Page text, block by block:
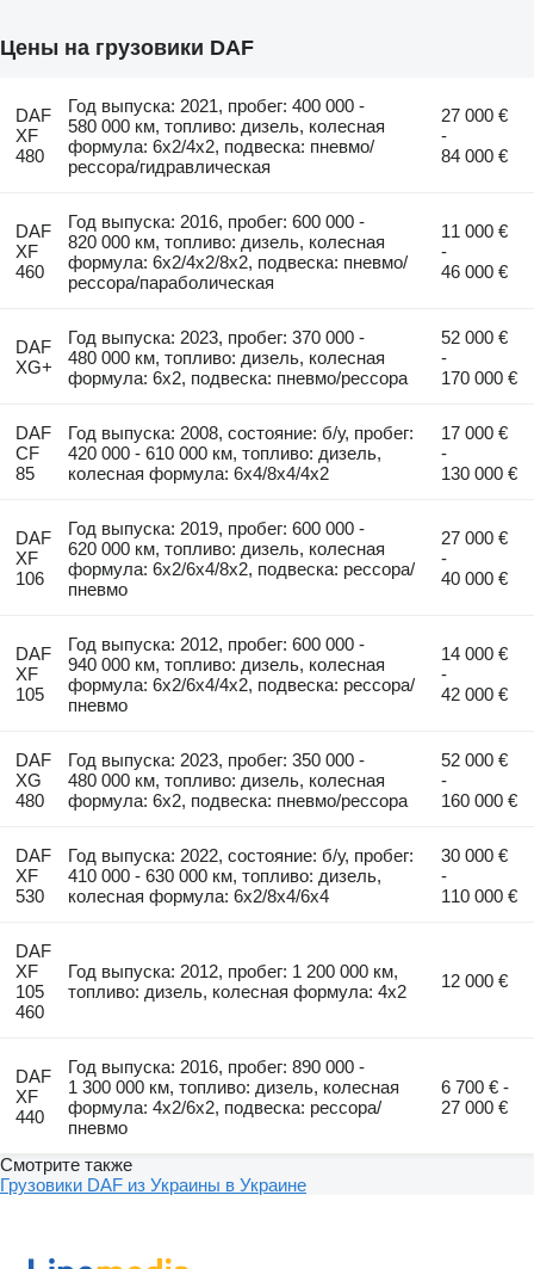
Цены на грузовики DAF
DAF
XF
480
Год выпуска: 2021, пробег: 400 000 -
580 000 км, топливо: дизель, колесная
формула: 6x2/4x2, подвеска: пневмо/
рессора/гидравлическая
27 000 €
-
84 000 €
DAF
XF
460
Год выпуска: 2016, пробег: 600 000 -
820 000 км, топливо: дизель, колесная
формула: 6x2/4x2/8x2, подвеска: пневмо/
рессора/параболическая
11 000 €
-
46 000 €
DAF
XG+
Год выпуска: 2023, пробег: 370 000 -
480 000 км, топливо: дизель, колесная
формула: 6x2, подвеска: пневмо/рессора
52 000 €
-
170 000 €
DAF
CF
85
Год выпуска: 2008, состояние: б/у, пробег:
420 000 - 610 000 км, топливо: дизель,
колесная формула: 6x4/8x4/4x2
17 000 €
-
130 000 €
DAF
XF
106
Год выпуска: 2019, пробег: 600 000 -
620 000 км, топливо: дизель, колесная
формула: 6x2/6x4/8x2, подвеска: рессора/
пневмо
27 000 €
-
40 000 €
DAF
XF
105
Год выпуска: 2012, пробег: 600 000 -
940 000 км, топливо: дизель, колесная
формула: 6x2/6x4/4x2, подвеска: рессора/
пневмо
14 000 €
-
42 000 €
DAF
XG
480
Год выпуска: 2023, пробег: 350 000 -
480 000 км, топливо: дизель, колесная
формула: 6x2, подвеска: пневмо/рессора
52 000 €
-
160 000 €
DAF
XF
530
Год выпуска: 2022, состояние: б/у, пробег:
410 000 - 630 000 км, топливо: дизель,
колесная формула: 6x2/8x4/6x4
30 000 €
-
110 000 €
DAF
XF
105
460
Год выпуска: 2012, пробег: 1 200 000 км,
топливо: дизель, колесная формула: 4x2
12 000 €
DAF
XF
440
Год выпуска: 2016, пробег: 890 000 -
1 300 000 км, топливо: дизель, колесная
формула: 4x2/6x2, подвеска: рессора/
пневмо
6 700 € -
27 000 €
Смотрите также
Грузовики DAF из Украины в Украине